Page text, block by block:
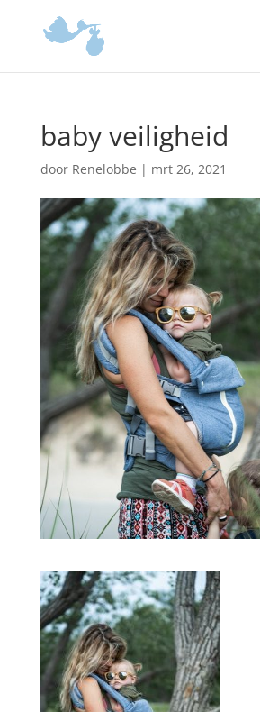
baby veiligheid
door Renelobbe | mrt 26, 2021